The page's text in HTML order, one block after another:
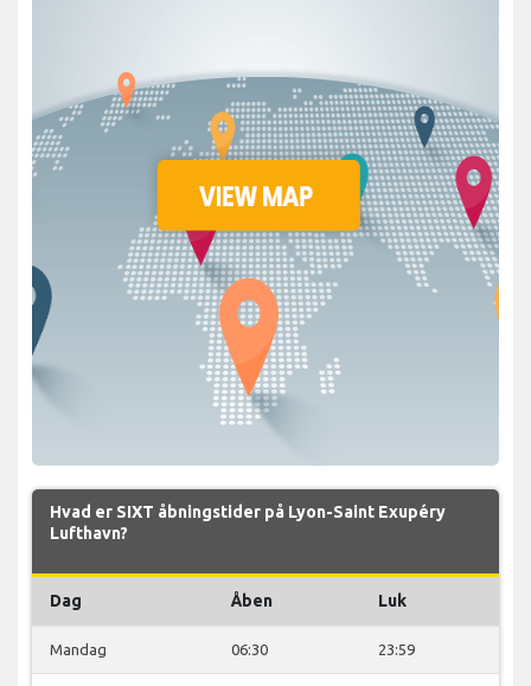
Hvad er SIXT åbningstider på Lyon-Saint Exupéry
Lufthavn?
Dag Åben Luk
Mandag 06:30 23:59